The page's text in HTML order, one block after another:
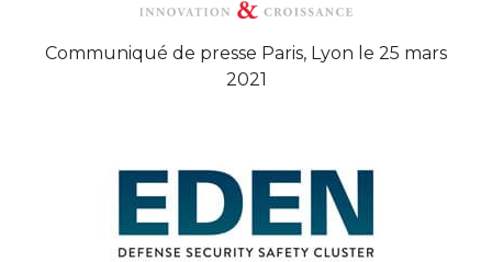
Communiqué de presse Paris, Lyon le 25 mars
2021